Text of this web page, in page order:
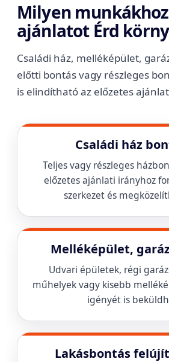
Milyen
ajánlatot Érd
Családi ház, melléképület,
előtti bontás vagy részleges
is elindítható az előzetes
Családi ház
Teljes vagy részleges
előzetes ajánlati irányhoz
szerkezet és
Melléképület,
Udvari épületek, régi
műhelyek vagy kisebb
igényét is
Lakásbontás